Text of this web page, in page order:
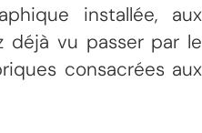
installée, aux
déjà vu passer par le
consacrées aux